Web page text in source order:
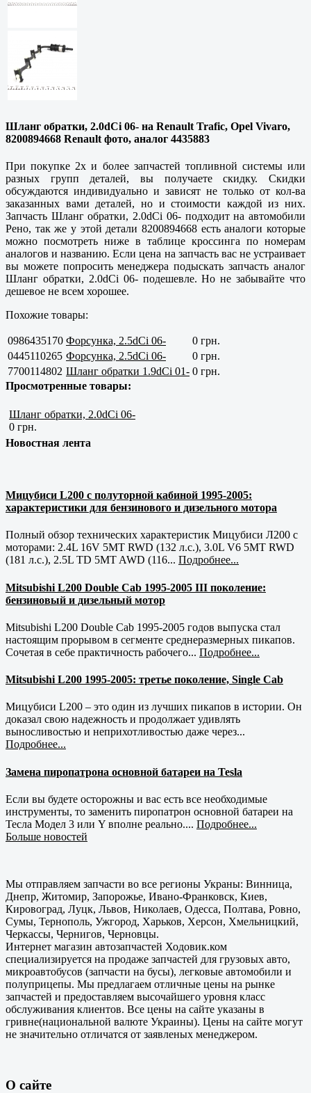
Шланг обратки, 2.0dCi 06- на Renault Trafic, Opel Vivaro,
8200894668 Renault фото, аналог 4435883
При покупке 2х и более запчастей топливной системы или
разных групп деталей, вы получаете скидку. Скидки
обсуждаются индивидуально и зависят не только от кол-ва
заказанных вами деталей, но и стоимости каждой из них.
Запчасть Шланг обратки, 2.0dCi 06- подходит на автомобили
Рено, так же у этой детали 8200894668 есть аналоги которые
можно посмотреть ниже в таблице кроссинга по номерам
аналогов и названию. Если цена на запчасть вас не устраивает
вы можете попросить менеджера подыскать запчасть аналог
Шланг обратки, 2.0dCi 06- подешевле. Но не забывайте что
дешевое не всем хорошее.
Похожие товары:
0986435170 Форсунка, 2.5dCi 06-
0 грн.
0445110265 Форсунка, 2.5dCi 06-
0 грн.
7700114802 Шланг обратки 1.9dCi 01- 0 грн.
Просмотренные товары:
Шланг обратки, 2.0dCi 06-
0 грн.
Новостная лента
Мицубиси L200 с полуторной кабиной 1995-2005:
характеристики для бензинового и дизельного мотора
Полный обзор технических характеристик Мицубиси Л200 с
моторами: 2.4L 16V 5MT RWD (132 л.с.), 3.0L V6 5MT RWD
(181 л.с.), 2.5L TD 5MT AWD (116... Подробнее...
Mitsubishi L200 Double Cab 1995-2005 III поколение:
бензиновый и дизельный мотор
Mitsubishi L200 Double Cab 1995-2005 годов выпуска стал
настоящим прорывом в сегменте среднеразмерных пикапов.
Сочетая в себе практичность рабочего... Подробнее...
Mitsubishi L200 1995-2005: третье поколение, Single Cab
Мицубиси L200 – это один из лучших пикапов в истории. Он
доказал свою надежность и продолжает удивлять
выносливостью и неприхотливостью даже через...
Подробнее...
Замена пиропатрона основной батареи на Tesla
Если вы будете осторожны и вас есть все необходимые
инструменты, то заменить пиропатрон основной батареи на
Тесла Модел 3 или Y вполне реально.... Подробнее...
Больше новостей
Мы отправляем запчасти во все регионы Украны: Винница,
Днепр, Житомир, Запорожье, Ивано-Франковск, Киев,
Кировоград, Луцк, Львов, Николаев, Одесса, Полтава, Ровно,
Сумы, Тернополь, Ужгород, Харьков, Херсон, Хмельницкий,
Черкассы, Чернигов, Черновцы.
Интернет магазин автозапчастей Ходовик.ком
специализируется на продаже запчастей для грузовых авто,
микроавтобусов (запчасти на бусы), легковые автомобили и
полуприцепы. Мы предлагаем отличные цены на рынке
запчастей и предоставляем высочайшего уровня класс
обслуживания клиентов. Все цены на сайте указаны в
гривне(национальной валюте Украины). Цены на сайте могут
не значительно отличатся от заявленых менеджером.
О сайте